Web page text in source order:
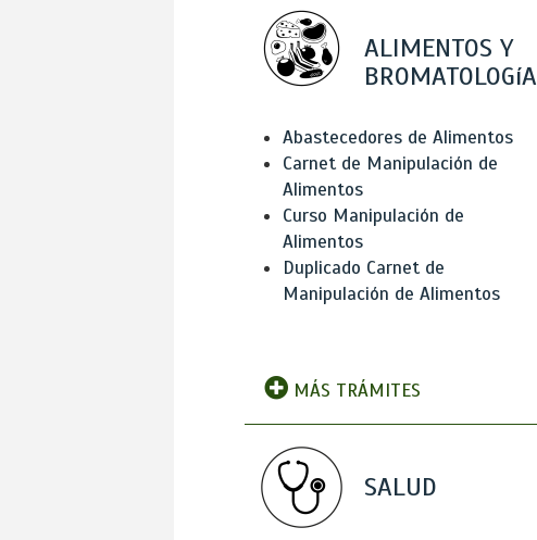
ALIMENTOS Y
BROMATOLOGíA
Abastecedores de Alimentos
Carnet de Manipulación de
Alimentos
Curso Manipulación de
Alimentos
Duplicado Carnet de
Manipulación de Alimentos
MÁS TRÁMITES
SALUD